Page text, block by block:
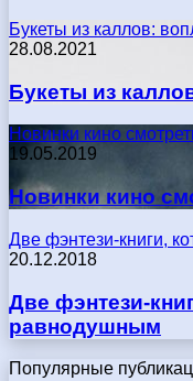
Букеты из каллов:
28.08.2021
Букеты из
Новинки кино
19.05.2019
Новинки кино
Две фэнтези-книги,
20.12.2018
Две фэнтези-
равнодушным
Популярные